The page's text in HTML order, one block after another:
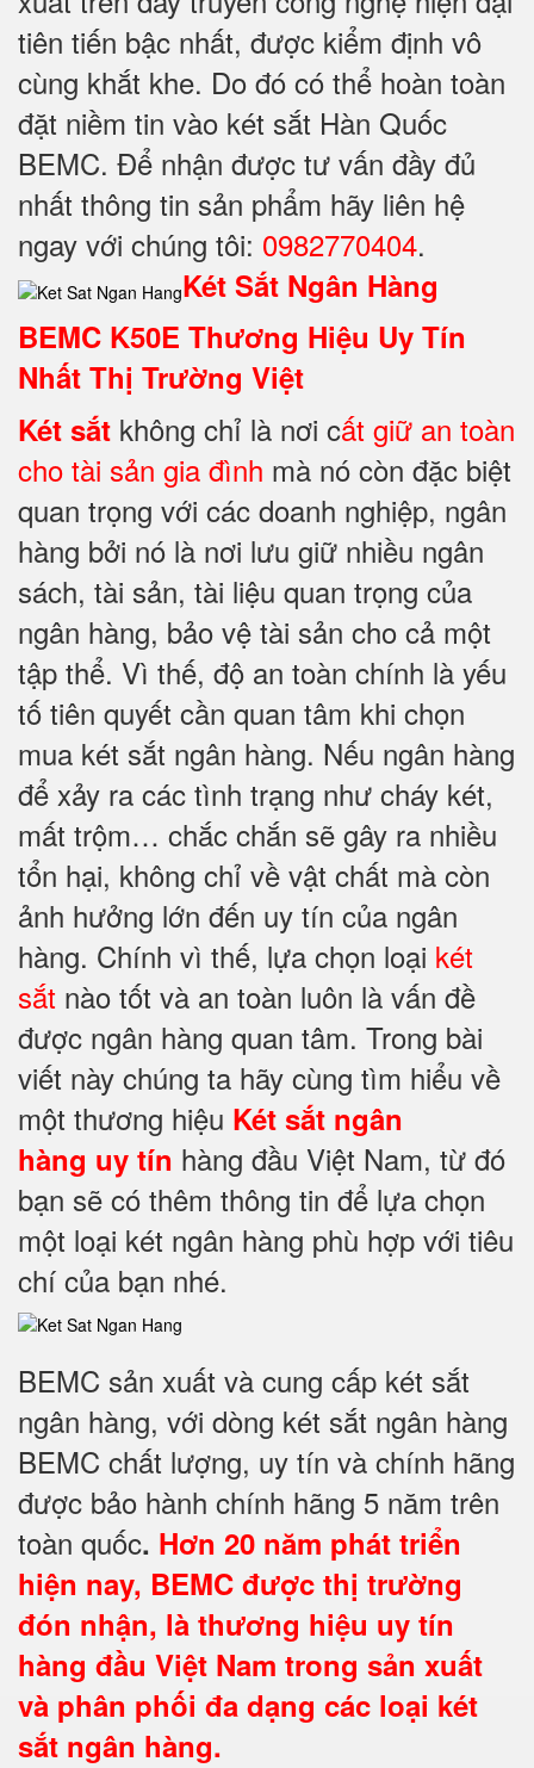
tiên tiến bậc nhất, được kiểm định vô
cùng khắt khe. Do đó có thể hoàn toàn
đặt niềm tin vào két sắt Hàn Quốc
BEMC. Để nhận được tư vấn đầy đủ
nhất thông tin sản phẩm hãy liên hệ
ngay với chúng tôi: 0982770404.
Két Sắt Ngân Hàng
BEMC K50E Thương Hiệu Uy Tín
Nhất Thị Trường Việt
Két sắt không chỉ là nơi cất giữ an toàn
cho tài sản gia đình mà nó còn đặc biệt
quan trọng với các doanh nghiệp, ngân
hàng bởi nó là nơi lưu giữ nhiều ngân
sách, tài sản, tài liệu quan trọng của
ngân hàng, bảo vệ tài sản cho cả một
tập thể. Vì thế, độ an toàn chính là yếu
tố tiên quyết cần quan tâm khi chọn
mua két sắt ngân hàng. Nếu ngân hàng
để xảy ra các tình trạng như cháy két,
mất trộm… chắc chắn sẽ gây ra nhiều
tổn hại, không chỉ về vật chất mà còn
ảnh hưởng lớn đến uy tín của ngân
hàng. Chính vì thế, lựa chọn loại két
sắt nào tốt và an toàn luôn là vấn đề
được ngân hàng quan tâm. Trong bài
viết này chúng ta hãy cùng tìm hiểu về
một thương hiệu Két sắt ngân
hàng uy tín hàng đầu Việt Nam, từ đó
bạn sẽ có thêm thông tin để lựa chọn
một loại két ngân hàng phù hợp với tiêu
chí của bạn nhé.
BEMC sản xuất và cung cấp két sắt
ngân hàng, với dòng két sắt ngân hàng
BEMC chất lượng, uy tín và chính hãng
được bảo hành chính hãng 5 năm trên
toàn quốc. Hơn 20 năm phát triển
hiện nay, BEMC được thị trường
đón nhận, là thương hiệu uy tín
hàng đầu Việt Nam trong sản xuất
và phân phối đa dạng các loại két
sắt ngân hàng.